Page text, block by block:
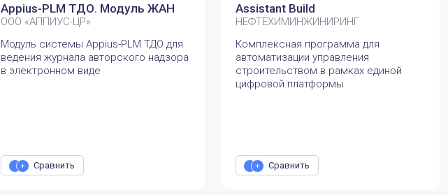
Assistant Build
НЕФТЕХИМИНЖИНИРИНГ
Комплексная программа для
автоматизации управления
строительством в рамках единой
цифровой платформы
Сравнить
Appius-PLM ТДО. Модуль ЖАН
ООО «АППИУС-ЦР»
Модуль системы Appius-PLM ТДО для
ведения журнала авторского надзора
в электронном виде
Сравнить